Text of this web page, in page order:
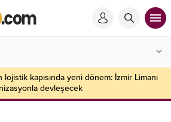
lojistik kapısında yeni dönem: İzmir Limanı
devleşecek